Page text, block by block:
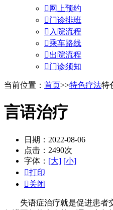
 网上预约
门诊排班
 入院流程
乘车路线
出院流程
门诊须知
当前位置： 首页>>特色疗法特
言语治疗
日期：2022-08-06
点击：2490次
字体： [大] [小]
打印
关闭
失语症治疗就是促进患者